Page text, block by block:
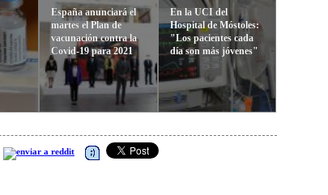
España anunciará el
martes el Plan de
vacunación contra la
Covid-19 para 2021
En la UCI del
Hospital de Móstoles:
"Los pacientes cada
día son más jóvenes"